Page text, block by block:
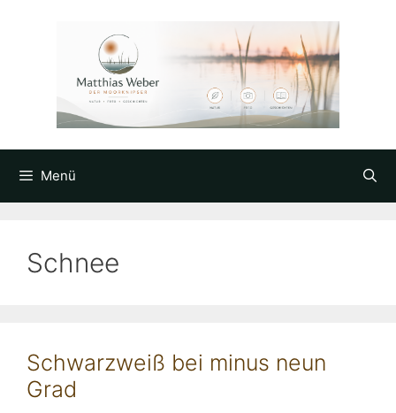
Menü
Schnee
Schwarzweiß bei minus neun
Grad